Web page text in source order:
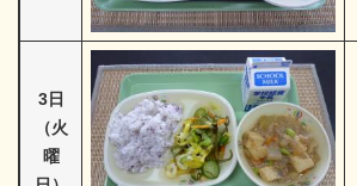
3日
（火
曜